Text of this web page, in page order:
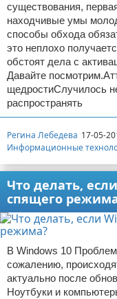
существования,
находчивые умы
способы обхода
это неплохо
обстоят дела с
Давайте
щедростиСлучилось
распространять
Регина Лебедева 17-05-
Информационные
Что делать,
спящего
В Windows 10
сожалению,
актуально после
Ноутбуки и